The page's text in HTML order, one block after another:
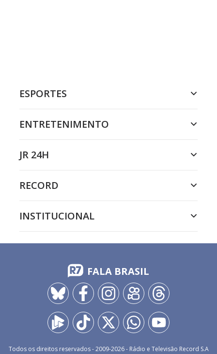
ESPORTES
ENTRETENIMENTO
JR 24H
RECORD
INSTITUCIONAL
FALA BRASIL
Todos os direitos reservados - 2009-2026- Rádio e Televisão Record S.A